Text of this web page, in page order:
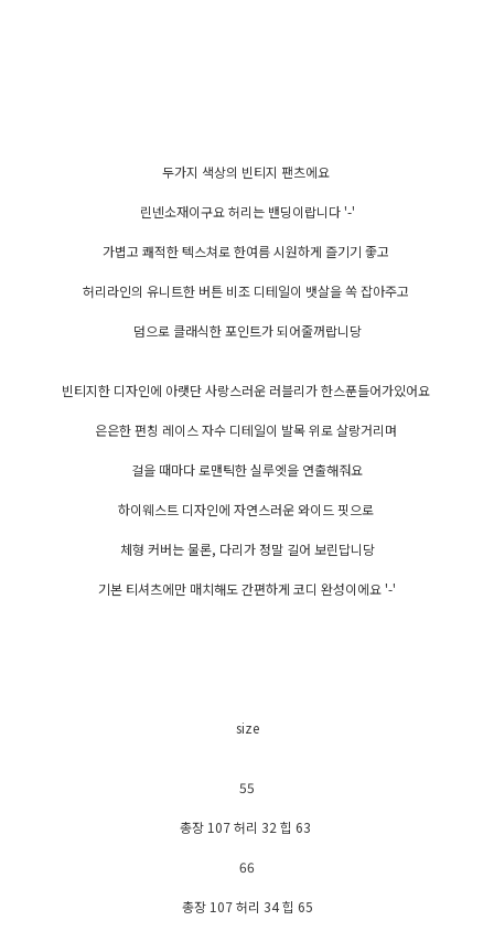
두가지 색상의 빈티지 팬츠에요
린넨소재이구요 허리는 밴딩이랍니다 '-'
가볍고 쾌적한 텍스쳐로 한여름 시원하게 즐기기 좋고
허리라인의 유니트한 버튼 비조 디테일이 뱃살을 쏙 잡아주고
덤으로 클래식한 포인트가 되어줄꺼랍니당
빈티지한 디자인에 아랫단 사랑스러운 러블리가 한스푼들어가있어요
은은한 펀칭 레이스 자수 디테일이 발목 위로 살랑거리며
걸을 때마다 로맨틱한 실루엣을 연출해줘요
하이웨스트 디자인에 자연스러운 와이드 핏으로
체형 커버는 물론, 다리가 정말 길어 보린답니당
기본 티셔츠에만 매치해도 간편하게 코디 완성이에요 '-'
size
55
총장 107 허리 32 힙 63
66
총장 107 허리 34 힙 65